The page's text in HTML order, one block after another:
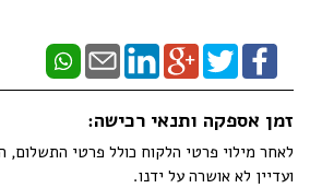
זמן אספקה ותנאי רכישה:
לאחר מילוי פרטי הלקוח כולל פרטי
ועדיין לא אושרה על ידנו.